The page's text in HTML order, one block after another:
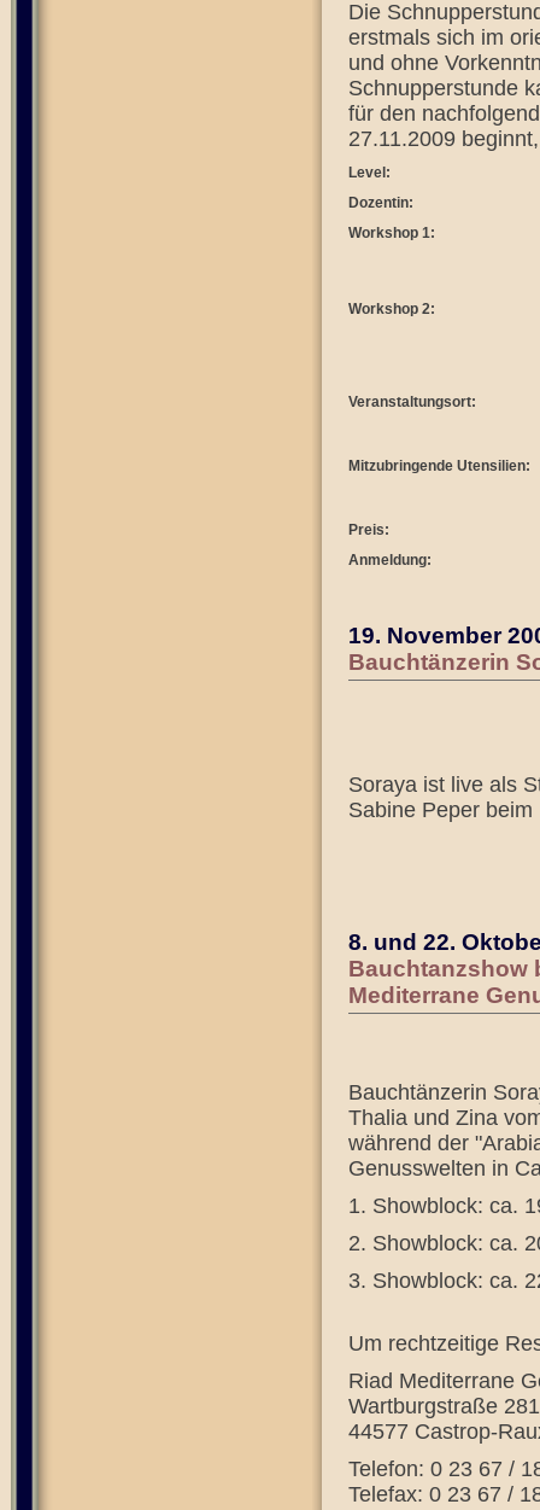
Die
erstmals sich im
und ohne
Schnupperstunde
für den
27.11.2009
Level:
Dozentin:
Workshop 1:
Workshop 2:
Veranstaltungsort:
Mitzubringende Utensilien:
Preis:
Anmeldung:
19. November
Bauchtänzerin
Soraya ist live als
Sabine Peper
8. und 22.
Bauchtanzshow
Mediterrane
Bauchtänzerin
Thalia und Zina
während der
Genusswelten in
1. Showblock: ca.
2. Showblock: ca.
3. Showblock: ca.
Um rechtzeitige
Riad Mediterrane
Wartburgstraße 281
44577 Castrop-
Telefon: 0 23 67 /
Telefax: 0 23 67 /